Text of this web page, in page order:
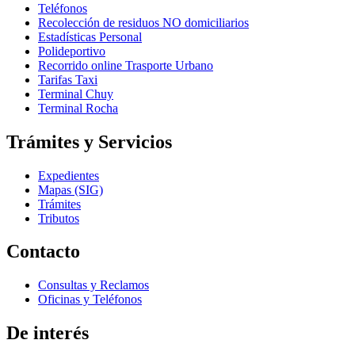
Teléfonos
Recolección de residuos NO domiciliarios
Estadísticas Personal
Polideportivo
Recorrido online Trasporte Urbano
Tarifas Taxi
Terminal Chuy
Terminal Rocha
Trámites y Servicios
Expedientes
Mapas (SIG)
Trámites
Tributos
Contacto
Consultas y Reclamos
Oficinas y Teléfonos
De interés